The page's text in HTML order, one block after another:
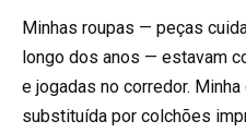
Minhas roupas — peças
longo dos anos — estavam
e jogadas no corredor.
substituída por colchões